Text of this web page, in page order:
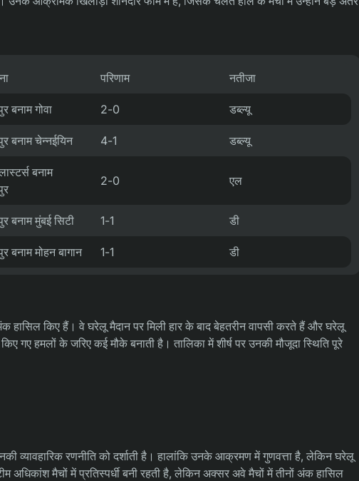
परिणाम नतीजा
बनाम गोवा 2-0 डब्ल्यू
बनाम चेन्नईयिन 4-1 डब्ल्यू
बनाम
2-0 एल
बनाम मुंबई सिटी 1-1 डी
बनाम मोहन बागान 1-1 डी
किए हैं। वे घरेलू मैदान पर मिली हार के बाद बेहतरीन वापसी करते हैं और घरेलू
हमलों के जरिए कई मौके बनाती है। तालिका में शीर्ष पर उनकी मौजूदा स्थिति पूरे
व्यावहारिक रणनीति को दर्शाती है। हालांकि उनके आक्रमण में गुणवत्ता है, लेकिन घरेलू
अधिकांश मैचों में प्रतिस्पर्धी बनी रहती है, लेकिन अक्सर अवे मैचों में तीनों अंक हासिल